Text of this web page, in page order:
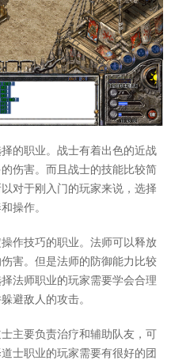
的职业。战士有着出色的近战
伤害。而且战士的技能比较简
对于刚入门的玩家来说，选择
操作。
作技巧的职业。法师可以释放
害。但是法师的防御能力比较
法师职业的玩家需要学会合理
避敌人的攻击。
主要负责治疗和辅助队友，可
士职业的玩家需要有很好的团